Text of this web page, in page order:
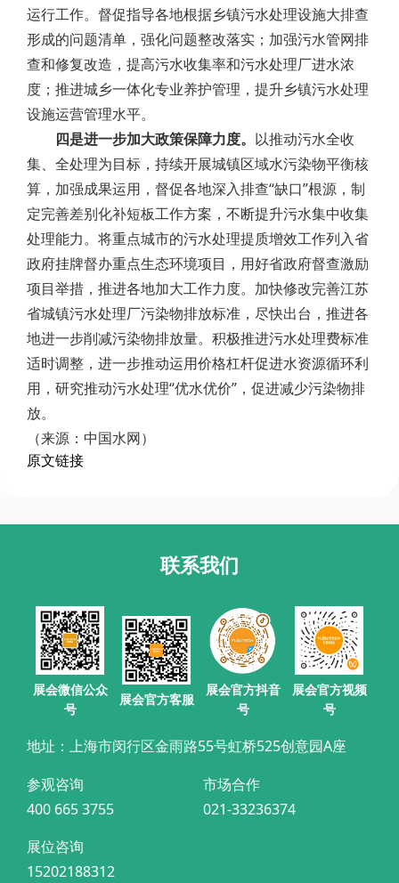
运行工作。督促指导各地根据乡镇污水处理设施大排查
形成的问题清单，强化问题整改落实；加强污水管网排
查和修复改造，提高污水收集率和污水处理厂进水浓
度；推进城乡一体化专业养护管理，提升乡镇污水处理
设施运营管理水平。
四是进一步加大政策保障力度。 以推动污水全收
集、全处理为目标，持续开展城镇区域水污染物平衡核
算，加强成果运用，督促各地深入排查“缺口”根源，制
定完善差别化补短板工作方案，不断提升污水集中收集
处理能力。将重点城市的污水处理提质增效工作列入省
政府挂牌督办重点生态环境项目，用好省政府督查激励
项目举措，推进各地加大工作力度。加快修改完善江苏
省城镇污水处理厂污染物排放标准，尽快出台，推进各
地进一步削减污染物排放量。积极推进污水处理费标准
适时调整，进一步推动运用价格杠杆促进水资源循环利
用，研究推动污水处理“优水优价”，促进减少污染物排
放。
（来源：中国水网）
原文链接
联系我们
展会微信公众
号
展会官方客服
展会官方抖音
号
展会官方视频
号
地址：上海市闵行区金雨路55号虹桥525创意园A座
参观咨询
400 665 3755
市场合作
021-33236374
展位咨询
15202188312